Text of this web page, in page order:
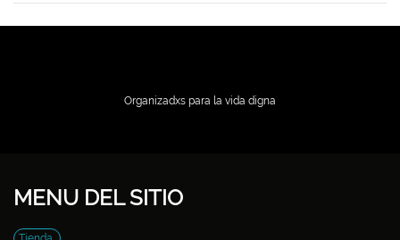
Organizadxs para la vida digna
MENU DEL SITIO